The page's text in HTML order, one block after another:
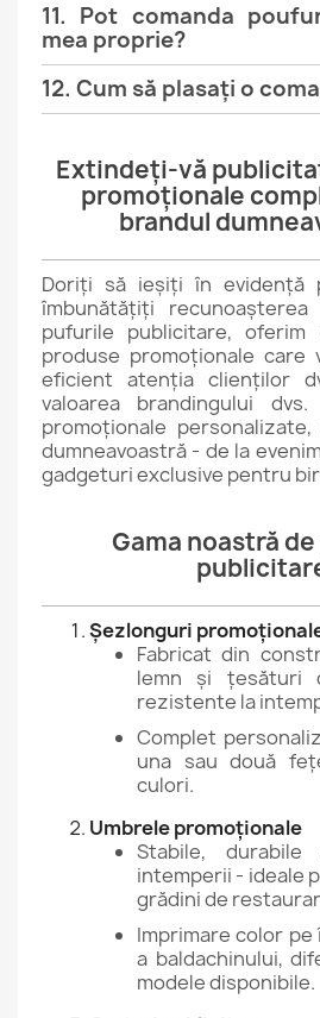
11. Pot comanda
mea proprie?
12. Cum să plasați o
Extindeți-vă
promoționale
brandul
Doriți să ieșiți în evidență
îmbunătățiți
pufurile publicitare,
produse promoționale care
eficient atenția clienților
valoarea brandingului
promoționale
dumneavoastră - de la
gadgeturi exclusive pentru
Gama noastră
Șezlonguri
Fabricat din
lemn și țesături
rezistente la
Complet
una sau două
culori.
Umbrele promoționale
Stabile,
intemperii - ideale
grădini de
Imprimare color
a baldachinului,
modele disponibile.